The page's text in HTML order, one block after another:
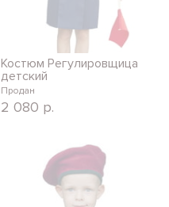
Костюм Регулировщица
детский
Продан
2 080 р.